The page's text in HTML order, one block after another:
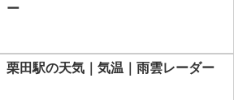
ー
栗田駅の天気｜気温｜雨雲レーダー